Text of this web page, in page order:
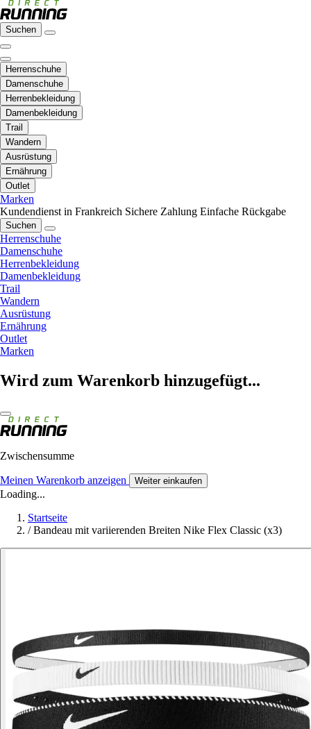
Suchen
Herrenschuhe
Damenschuhe
Herrenbekleidung
Damenbekleidung
Trail
Wandern
Ausrüstung
Ernährung
Outlet
Marken
Kundendienst in Frankreich Sichere Zahlung Einfache Rückgabe
Suchen
Herrenschuhe
Damenschuhe
Herrenbekleidung
Damenbekleidung
Trail
Wandern
Ausrüstung
Ernährung
Outlet
Marken
Wird zum Warenkorb hinzugefügt...
Zwischensumme
Meinen Warenkorb anzeigen Weiter einkaufen
Loading...
Startseite
/ Bandeau mit variierenden Breiten Nike Flex Classic (x3)